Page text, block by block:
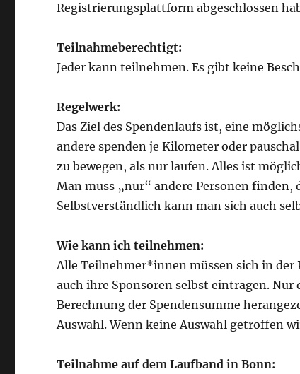
Registrierungsplattform abgeschlossen
Teilnahmeberechtigt:
Jeder kann teilnehmen. Es gibt keine
Regelwerk:
Das Ziel des Spendenlaufs ist, eine
andere spenden je Kilometer oder
zu bewegen, als nur laufen. Alles ist
Man muss „nur“ andere Personen finden,
Selbstverständlich kann man sich auch
Wie kann ich teilnehmen:
Alle Teilnehmer*innen müssen sich in
auch ihre Sponsoren selbst eintragen. Nur
Berechnung der Spendensumme
Auswahl. Wenn keine Auswahl getroffen
Teilnahme auf dem Laufband in Bonn: